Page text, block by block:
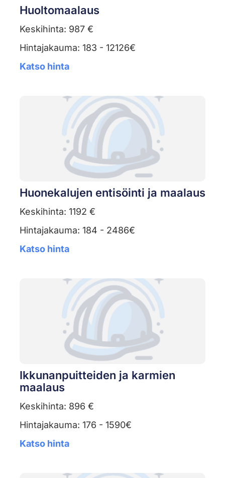
Huoltomaalaus
Keskihinta: 987 €
Hintajakauma: 183 - 12126€
Katso hinta
Huonekalujen entisöinti ja maalaus
Keskihinta: 1192 €
Hintajakauma: 184 - 2486€
Katso hinta
Ikkunanpuitteiden ja karmien
maalaus
Keskihinta: 896 €
Hintajakauma: 176 - 1590€
Katso hinta